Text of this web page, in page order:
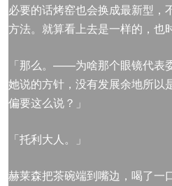
必要的话烤窑也会换成最新型，
方法。就算看上去是一样的，也
「那么。——为啥那个眼镜代表
她说的方针，没有发展余地所以
偏要这么说？」
「托利大人。」
赫莱森把茶碗端到嘴边，喝了一